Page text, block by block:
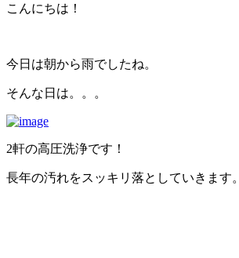
こんにちは！
今日は朝から雨でしたね。
そんな日は。。。
2軒の高圧洗浄です！
長年の汚れをスッキリ落としていきます。